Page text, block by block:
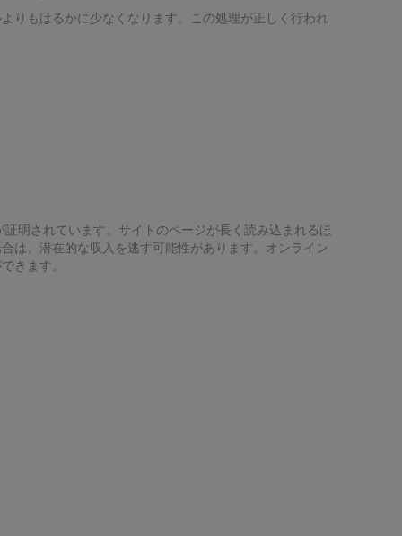
りもはるかに少なくなります。この処理が正しく行われ
明されています。サイトのページが長く読み込まれるほ
は、潜在的な収入を逃す可能性があります。オンライン
きます。